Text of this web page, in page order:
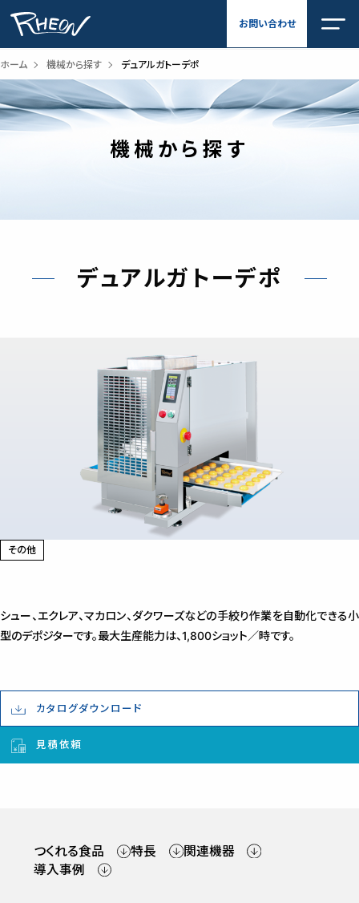
ス
ッ
プ
お問い合わせ
ホーム 機械から探す デュアルガトーデポ
機械から探す
デュアルガトーデポ
その他
シュー、エクレア、マカロン、ダクワーズなどの手絞り作業を自動化できる小
型のデポジターです。最大生産能力は、1,800ショット／時です。
カタログダウンロード
見積依頼
つくれる食品 特長
関連機器
導入事例